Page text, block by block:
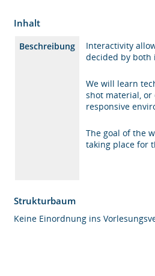
Inhalt
Beschreibung
Interactivity
decided by both
We will learn
shot material, or
responsive
The goal of the
taking place for
Strukturbaum
Keine Einordnung ins